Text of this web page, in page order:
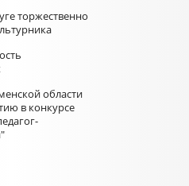
торжественно
области
в конкурсе